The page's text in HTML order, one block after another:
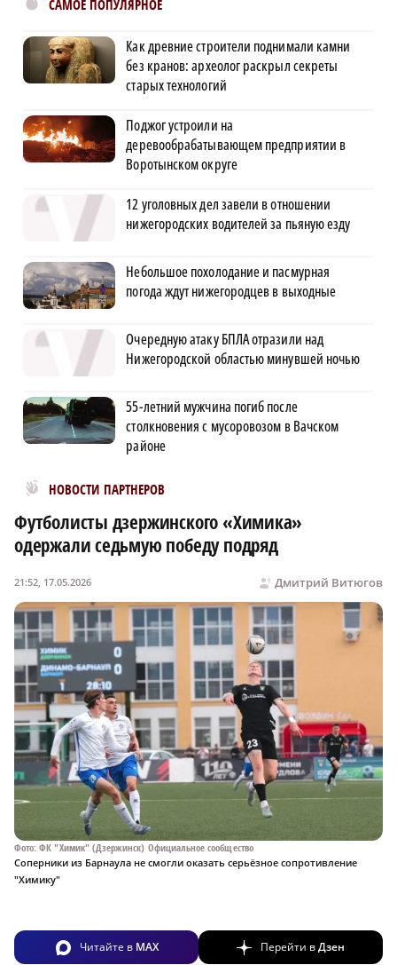
САМОЕ ПОПУЛЯРНОЕ
Как древние строители поднимали камни
без кранов: археолог раскрыл секреты
старых технологий
Поджог устроили на
деревообрабатывающем предприятии в
Воротынском округе
12 уголовных дел завели в отношении
нижегородских водителей за пьяную езду
Небольшое похолодание и пасмурная
погода ждут нижегородцев в выходные
Очередную атаку БПЛА отразили над
Нижегородской областью минувшей ночью
55-летний мужчина погиб после
столкновения с мусоровозом в Вачском
районе
НОВОСТИ ПАРТНЕРОВ
Новости МирТесен
Футболисты дзержинского «Химика»
одержали седьмую победу подряд
Дмитрий Витюгов
21:52, 17.05.2026
Фото: ФК "Химик" (Дзержинск) Официальное сообщество
Соперники из Барнаула не смогли оказать серьёзное сопротивление
"Химику"
Читайте в MAX Перейти вДзен